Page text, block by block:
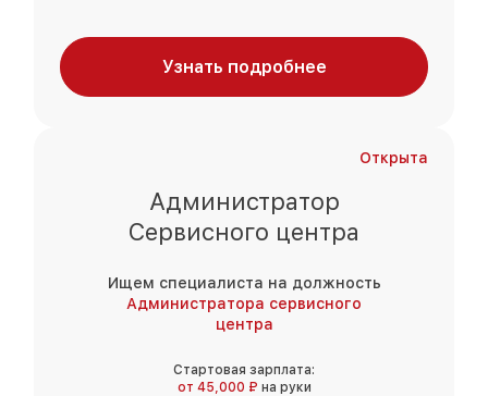
Узнать подробнее
Открыта
Администратор
Сервисного центра
Ищем специалиста на должность
Администратора сервисного
центра
Стартовая зарплата:
от 45,000 ₽ на руки